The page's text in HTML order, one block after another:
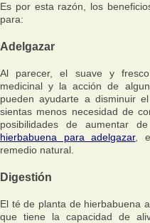
Es por esta razón, los
para:
Adelgazar
Al parecer, el suave y
medicinal y la acción de
pueden ayudarte a disminuir
sientas menos necesidad de
posibilidades de aumentar
hierbabuena para adelgazar,
remedio natural.
Digestión
El té de planta de hierbabuena
que tiene la capacidad de